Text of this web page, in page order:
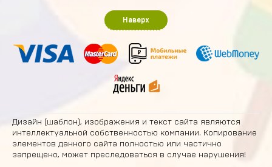
Наверх
Дизайн (шаблон), изображения и текст сайта являются
интеллектуальной собственностью компании. Копирование
элементов данного сайта полностью или частично
запрещено, может преследоваться в случае нарушения!